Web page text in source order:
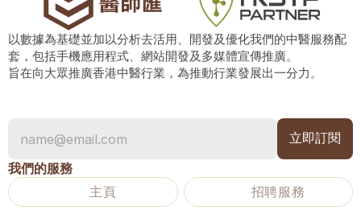
以數據為基礎並加以分析去活用、開發及優化我們的中醫服務配
套，包括手機應用程式、網站開發及多媒體宣傳推廣。
旨在向大眾推廣香港中醫行業，為推動行業發展出一分力。
我們的服務
主頁
招聘服務